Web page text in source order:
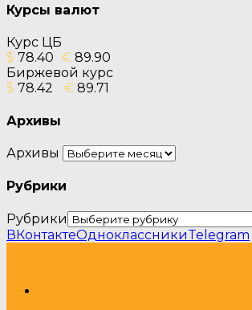
Курсы валют
Курс ЦБ
$ 78.40 € 89.90
Биржевой курс
$ 78.42 € 89.71
Архивы
Архивы
Рубрики
Рубрики
ВКонтактеОдноклассникиTelegram